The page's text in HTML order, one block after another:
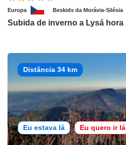
Europa Beskids da Morávia-Silésia
Subida de inverno a Lysá hora
Distância 34 km
Eu estava lá Eu quero ir lá